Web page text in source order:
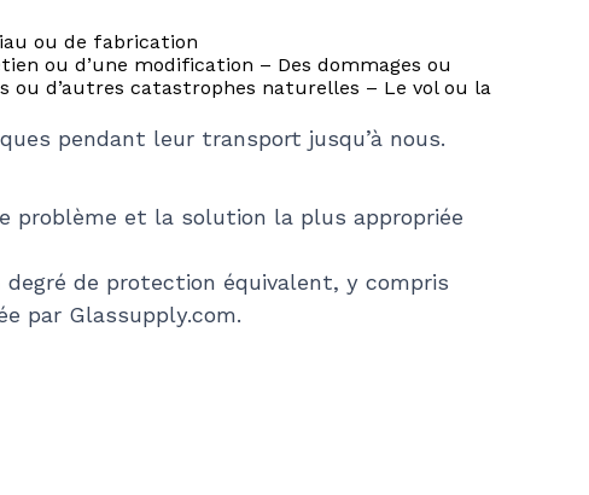
ou de fabrication
ou d’une modification – Des dommages ou
ou d’autres catastrophes naturelles – Le vol ou la
pendant leur transport jusqu’à nous.
problème et la solution la plus appropriée
de protection équivalent, y compris
par Glassupply.com.